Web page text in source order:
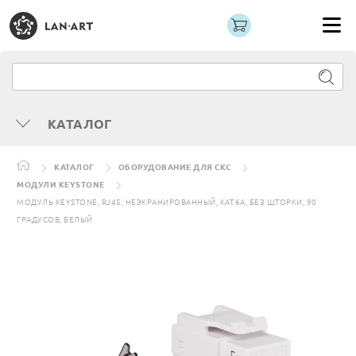
КАТАЛОГ
КАТАЛОГ
ОБОРУДОВАНИЕ ДЛЯ СКС
МОДУЛИ KEYSTONE
МОДУЛЬ KEYSTONE, RJ45, НЕЭКРАНИРОВАННЫЙ, КАТ.6A, БЕЗ ШТОРКИ, 90
ГРАДУСОВ, БЕЛЫЙ